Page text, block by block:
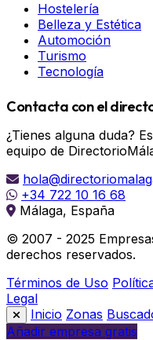
Hostelería
Belleza y Estética
Automoción
Turismo
Tecnología
Contacta con el
¿Tienes alguna duda?
equipo de
+34 722 10 16 68
Málaga, España
© 2007 - 2025
derechos reservados.
Términos de Uso
Legal
Inicio Zonas
Añadir empresa gratis